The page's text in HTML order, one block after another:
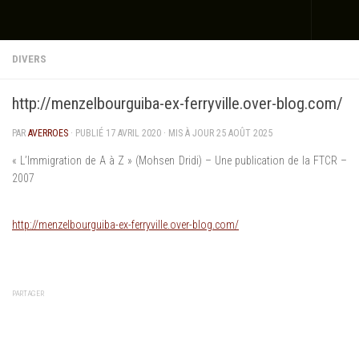
DIVERS
http://menzelbourguiba-ex-ferryville.over-blog.com/
PAR AVERROES · PUBLIÉ 17 AVRIL 2020 · MIS À JOUR 25 AOÛT 2025
« L’Immigration de A à Z » (Mohsen Dridi) – Une publication de la FTCR –
2007
http://menzelbourguiba-ex-ferryville.over-blog.com/
PARTAGER